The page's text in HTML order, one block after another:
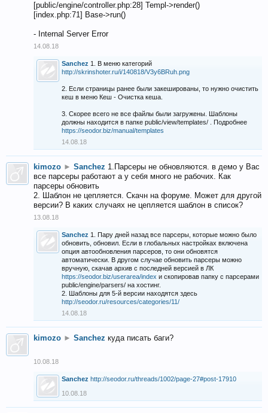
[public/engine/controller.php:28] Templ->render()
[index.php:71] Base->run()
- Internal Server Error
14.08.18
Sanchez 1. В меню категорий
http://skrinshoter.ru/i/140818/V3y6BRuh.png
2. Если страницы ранее были закешированы, то нужно очистить
кеш в меню Кеш - Очистка кеша.
3. Скорее всего не все файлы были загружены. Шаблоны
должны находится в папке public/view/templates/ . Подробнее
https://seodor.biz/manual/templates
14.08.18
kimozo ► Sanchez 1.Парсеры не обновляются. в демо у Вас
все парсеры работают а у себя много не рабочих. Как
парсеры обновить
2. Шаблон не цепляется. Скачн на форуме. Может для другой
версии? В каких случаях не цепляется шаблон в список?
13.08.18
Sanchez 1. Пару дней назад все парсеры, которые можно было
обновить, обновил. Если в глобальных настройках включена
опция автообновления парсеров, то они обновятся
автоматически. В другом случае обновить парсеры можно
вручную, скачав архив с последней версией в ЛК
https://seodor.biz/userarea/index и скопировав папку с парсерами
public/engine/parsers/ на хостинг.
2. Шаблоны для 5-й версии находятся здесь
http://seodor.ru/resources/categories/11/
14.08.18
kimozo ► Sanchez куда писать баги?
10.08.18
Sanchez http://seodor.ru/threads/1002/page-27#post-17910
10.08.18